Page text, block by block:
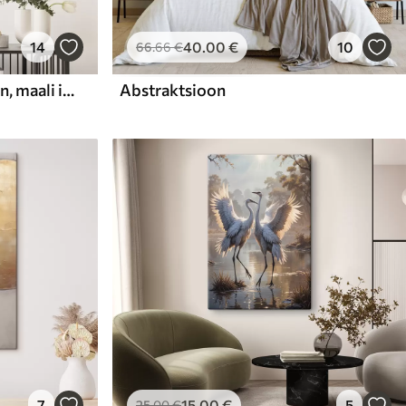
14
Abstraktne kompositsioon, maali imitatsioon
66.66€40.00€ 10
Abstraktsioon